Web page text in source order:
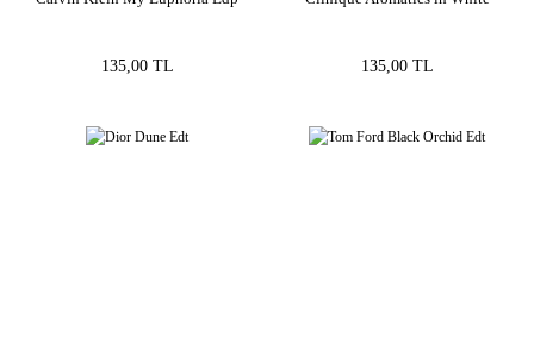
135,00 TL 135,00 TL